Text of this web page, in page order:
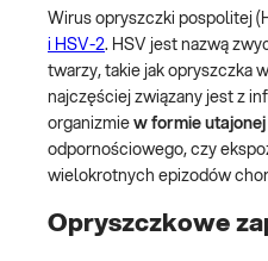
Wirus opryszczki pospolitej
i HSV-2. HSV jest nazwą
twarzy, takie jak opryszczka
najczęściej związany jest z
organizmie w formie
odpornościowego, czy
wielokrotnych epizodów
Opryszczkowe